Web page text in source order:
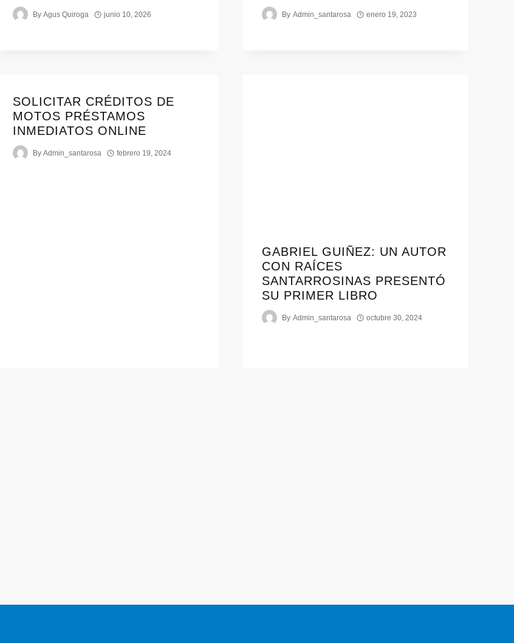
By Agus Quiroga junio 10, 2026 By Admin_santarosa enero 19, 2023
SOLICITAR CRÉDITOS DE
MOTOS PRÉSTAMOS
INMEDIATOS ONLINE
By Admin_santarosa febrero 19, 2024
GABRIEL GUIÑEZ: UN AUTOR
CON RAÍCES
SANTARROSINAS PRESENTÓ
SU PRIMER LIBRO
By Admin_santarosa octubre 30, 2024